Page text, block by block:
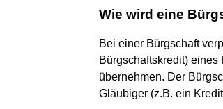
Wie wird eine
Bei einer Bürgschaft
Bürgschaftskredit)
übernehmen. Der
Gläubiger (z.B. ein